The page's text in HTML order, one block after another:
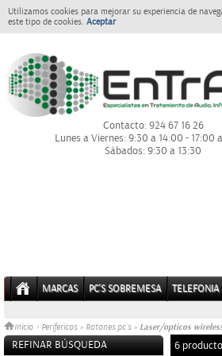
Utilizamos cookies para mejorar su experiencia de
este tipo de cookies. Aceptar
Contacto: 924 67 16 26
Lunes a Viernes: 9:30 a 14:00 - 17:00
Sábados: 9:30 a 13:30
MARCAS PC'S SOBREMESA TELEFONIA
Inicio > Perifericos » Ratones pc´s » Laser/opticos
REFINAR BÚSQUEDA 6